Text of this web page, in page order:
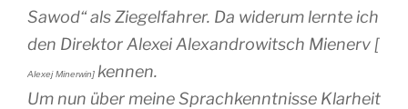
Sawod“ als Ziegelfahrer. Da widerum lernte ich
den Direktor Alexei Alexandrowitsch Mienerv [
Alexej Minerwin] kennen.
Um nun über meine Sprachkenntnisse Klarheit